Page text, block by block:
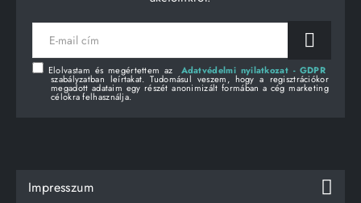
E-
mail
Elolvastam és megértettem az Adatvédelmi nyilatkozat - GDPR
szabályzatban leírtakat. Tudomásul veszem, hogy a regisztrációkor
megadott adataim egy részét anonimizált formában a cég marketing
célokra felhasználja.
Impresszum